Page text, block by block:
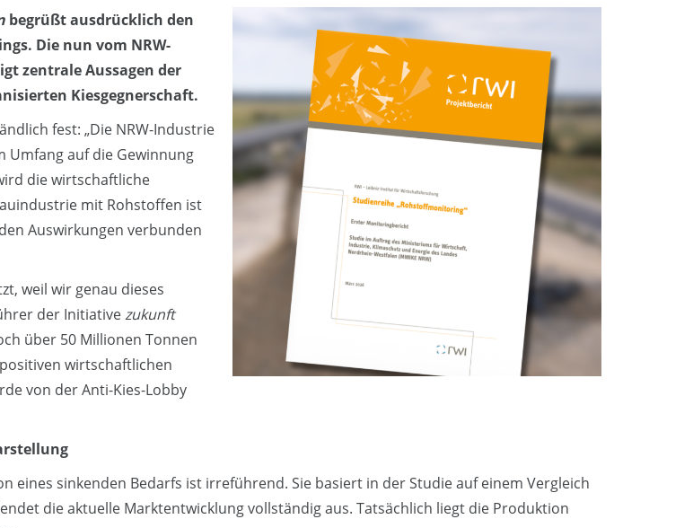
begrüßt ausdrücklich den
Die nun vom NRW-
zentrale Aussagen der
Kiesgegnerschaft.
fest: „Die NRW-Industrie
Umfang auf die Gewinnung
die wirtschaftliche
mit Rohstoffen ist
Auswirkungen verbunden
weil wir genau dieses
der Initiativezukunft
über 50 Millionen Tonnen
wirtschaftlichen
von der Anti-Kies-Lobby
sinkenden Bedarfs ist irreführend. Sie basiert in der Studie auf einem Vergleich
die aktuelle Marktentwicklung vollständig aus. Tatsächlich liegt die Produktion